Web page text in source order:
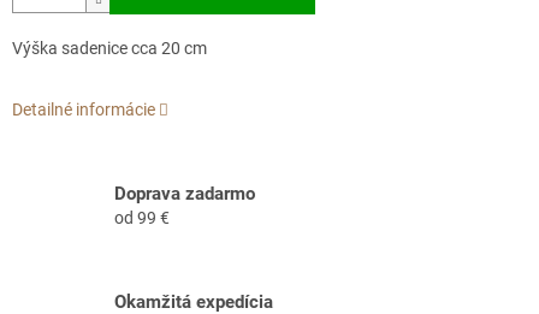
Výška sadenice cca 20 cm
Detailné informácie
Doprava zadarmo
od 99 €
Okamžitá expedícia